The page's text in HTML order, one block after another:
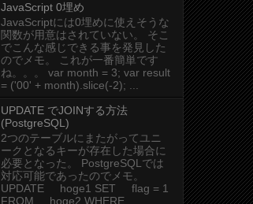
JavaScript 0埋め
JavaScriptには0埋めに使えそうな
関数が用意はされていない。 そこ
でこんな感じできる事を発見した
のでメモ。 これが一番簡単です
ね。。。 var month = 3; var result
= ('00' + month).slice(-2); ...
UPDATE でJOINする方法
(PostgreSQL)
2つのテーブルにまたがってユニ
ークとなるキーが存在した場合に
必要となった。 PostgreSQLでは
対応可能であったのでメモ。
UPDATE hoge1 SET flag = 1
FROM hoge2 WHERE